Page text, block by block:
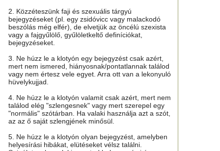
2. Közzéteszünk faji és szexuális tárgyú
bejegyzéseket (pl. egy zsidóvicc vagy malackodó
beszólás még elfér), de elvetjük az öncélú szexista
vagy a fajgyűlölő, gyűlöletkeltő definíciókat,
bejegyzéseket.
3. Ne húzz le a klotyón egy bejegyzést csak azért,
mert nem ismered, hiányosnak/pontatlannak találod
vagy nem értesz vele egyet. Arra ott van a lekonyuló
hüvelykujjad.
4. Ne húzz le a klotyón valamit csak azért, mert nem
találod elég "szlengesnek" vagy mert szerepel egy
"normális" szótárban. Ha valaki használja azt a szót,
az az ő saját szlengjének minősül.
5. Ne húzz le a klotyón olyan bejegyzést, amelyben
helyesírási hibákat, elütéseket vélsz találni.